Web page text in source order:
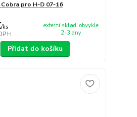
Cobra pro H-D 07-16
/ks
externí sklad, obvykle
2-3 dny
Přidat do košíku